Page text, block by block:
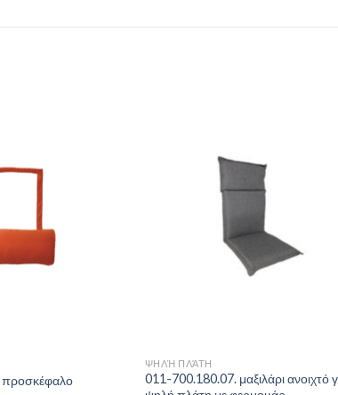
ΨΗΛΉ ΠΛΆΤΗ
011-700.180.07. μαξιλάρι ανοιχτό